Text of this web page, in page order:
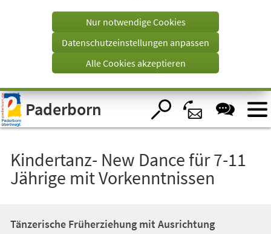
Visuelle
Assistenzsoftware
öffnen.
einem
Tab)
Nur notwendige Cookies
Datenschutzeinstellungen anpassen
Alle Cookies akzeptieren
Paderborn
Kindertanz- New Dance für 7-11
Jährige mit Vorkenntnissen
Tänzerische Früherziehung mit Ausrichtung